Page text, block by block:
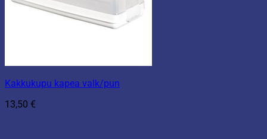
Kakkukupu kapea valk/pun
13,50 €